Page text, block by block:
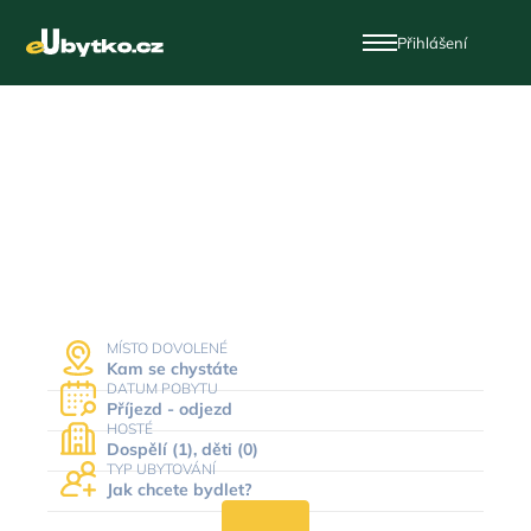
Přihlášení
MÍSTO DOVOLENÉ
Kam se chystáte
DATUM POBYTU
Příjezd - odjezd
HOSTÉ
Dospělí (1), děti (0)
TYP UBYTOVÁNÍ
Jak chcete bydlet?